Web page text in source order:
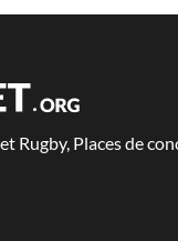
Rugby, Places de